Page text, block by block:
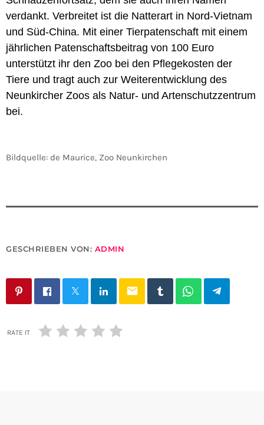
verdankt. Verbreitet ist die Natterart in Nord-Vietnam
und Süd-China. Mit einer Tierpatenschaft mit einem
jährlichen Patenschaftsbeitrag von 100 Euro
unterstützt ihr den Zoo bei den Pflegekosten der
Tiere und tragt auch zur Weiterentwicklung des
Neunkircher Zoos als Natur- und Artenschutzzentrum
bei.
Bildquelle: de Maurice, Zoo Neunkirchen
GESCHRIEBEN VON: ADMIN
email
RATE IT